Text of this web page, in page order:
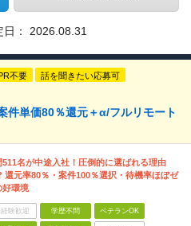
： 2026.08.31
不要 話を聞きたい応募可
件単価80％還元＋α/フルリモート
511名が中途入社！圧倒的に選ばれる理由
還元率80％・案件100％選択・待機率ほぼゼ
好環境
経験歓迎 学歴不問 ベテランOK